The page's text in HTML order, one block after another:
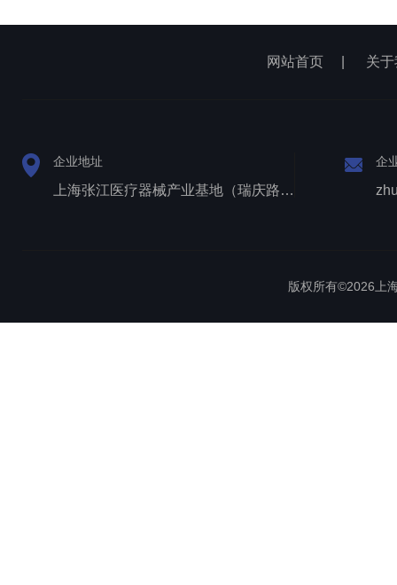
网站首页 关
企业地址
上海张江医疗器械产业基地（瑞庆路528号）
企
版权所有©2026